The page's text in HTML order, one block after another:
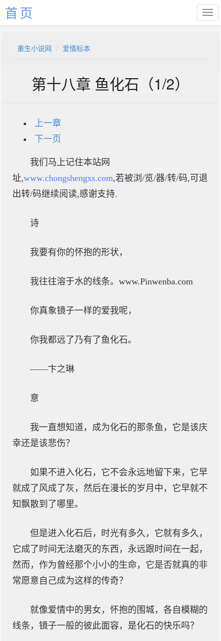
首页
重生小说网 爱情标本
第十八章 鱼化石（1/2）
上一章
下一页
我们马上记住本站网
址,www.chongshengxs.com,若被浏/览/器/转/码,可退
出转/码继续阅读,感谢支持.
诗
我要有你的怀抱的形状，
我往往溶于水的线条。www.Pinwenba.com
你真象镜子一样的爱我呢，
你我都远了乃有了鱼化石。
——卞之琳
意
我一直想知道，成为化石的那条鱼，它是该庆
幸还是该悲伤？
如果不进入化石，它不会永远地留下来，它早
就成了风成了灰，然后在漫长的岁月中，它早就不
知飘散到了哪里。
但是进入化石后，时光有多久，它就有多久，
它成了时间无法磨灭的东西，永远跟时间在一起，
然而，作为曾经那个小小的生命，它是否就真的非
常愿意自己成为这样的传奇？
就像爱情中的男女，怀抱的围城，各自模糊的
线条，镜子一般的彼此面容，是化石的快乐吗？